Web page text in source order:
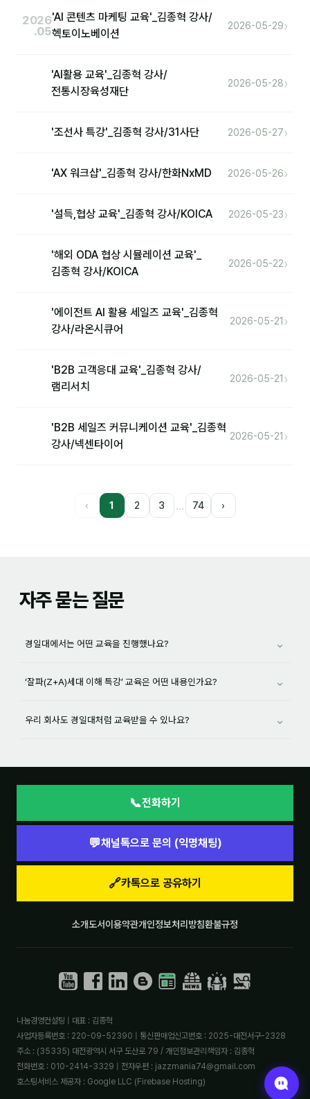
2026
.05
'AI 콘텐츠 마케팅 교육'_김종혁 강사/
헥토이노베이션
2026-05-29›
'AI활용 교육'_김종혁 강사/
전통시장육성재단
2026-05-28›
'조선사 특강'_김종혁 강사/31사단 2026-05-27›
'AX 워크샵'_김종혁 강사/한화NxMD 2026-05-26›
'설득,협상 교육'_김종혁 강사/KOICA 2026-05-23›
'해외 ODA 협상 시뮬레이션 교육'_
김종혁 강사/KOICA
2026-05-22›
'에이전트 AI 활용 세일즈 교육'_김종혁
강사/라온시큐어
2026-05-21 ›
'B2B 고객응대 교육'_김종혁 강사/
램리서치
2026-05-21 ›
'B2B 세일즈 커뮤니케이션 교육'_김종혁
강사/넥센타이어
2026-05-21 ›
‹ 1 2 3 … 74 ›
자주 묻는 질문
경일대에서는 어떤 교육을 진행했나요? ⌄
‘잘파(Z+A)세대 이해 특강’ 교육은 어떤 내용인가요? ⌄
우리 회사도 경일대처럼 교육받을 수 있나요? ⌄
📞전화하기
💬채널톡으로 문의 (익명채팅)
🔗카톡으로 공유하기
소개도서이용약관개인정보처리방침환불규정
나눔경영컨설팅 | 대표 : 김종혁
사업자등록번호 : 220-09-52390 | 통신판매업신고번호 : 2025-대전서구-2328
주소 : (35335) 대전광역시 서구 도산로 79 / 개인정보관리책임자 : 김종혁
전화번호 : 010-2414-3329 | 전자우편 : jazzmania74@gmail.com
호스팅서비스 제공자 : Google LLC (Firebase Hosting)